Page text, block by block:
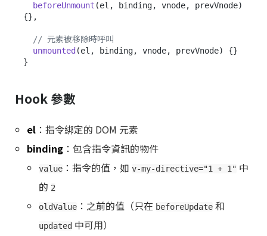
beforeUnmount (el, binding, vnode, prevVnode)
{},
// 元素被移除時呼叫
unmounted (el, binding, vnode, prevVnode) {}
Hook 參數
el ：指令綁定的 DOM 元素
binding ：包含指令資訊的物件
value ：指令的值，如 v-my-directive="1 + 1" 中
的 2
oldValue ：之前的值（只在 beforeUpdate 和
updated 中可用）